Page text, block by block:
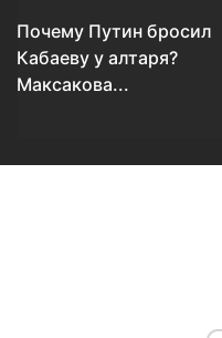
Почему Путин бросил
Кабаеву у алтаря?
Максакова...